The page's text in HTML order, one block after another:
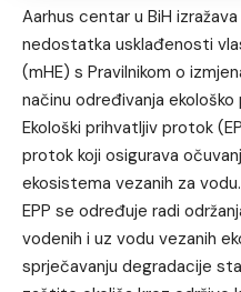
Aarhus centar u BiH
nedostatka usklađenosti
(mHE) s Pravilnikom o
načinu određivanja
Ekološki prihvatljiv protok
protok koji osigurava
ekosistema vezanih za vodu.
EPP se određuje radi
vodenih i uz vodu vezanih
sprječavanju degradacije